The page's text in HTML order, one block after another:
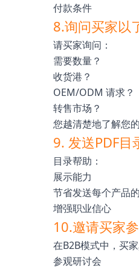
付款条件
8.询问买家以
请买家询问：
需要数量？
收货港？
OEM/ODM 请求？
转售市场？
您越清楚地了解您
9. 发送PDF目
目录帮助：
展示能力
节省发送每个产品
增强职业信心
10.邀请买家
在B2B模式中，买
参观研讨会